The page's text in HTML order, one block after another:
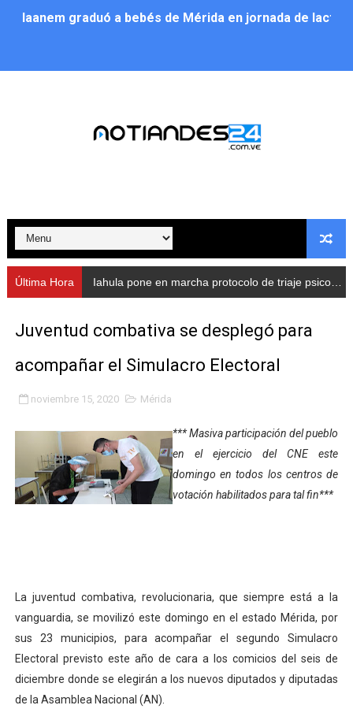
Iaanem graduó a bebés de Mérida en jornada de
Alcalde Nelson Álvarez llevó jornada recreativa a la
Nevado Gas optimiza servicio residencial en la
Balance semestral impulsa inclusión y atención a
Plan Vacacional Comunitario “Ríe 2026” recorre las
Alcaldía del Municipio Libertador realizó una jornada
Fundacite Mérida dicta taller gratuito de electrónica
INN-Mérida celebró el Lacto grado para promover el
Impulsan plan estratégico de seguridad ciudadana
Mérida impulsa desarrollo económico con taller de
Inicia el plan vacacional Venezuela Renace en el
Entregan planta eléctrica para fortalecer la atención
Expertos inspeccionan espacios del OAN para la
Última Hora Iahula pone en marcha protocolo de triaje psicosocial para atender a rescatistas
Juventud combativa se desplegó para
acompañar el Simulacro Electoral
noviembre 15, 2020 Mérida
*** Masiva participación del pueblo
en el ejercicio del CNE este
domingo en todos los centros de
votación habilitados para tal fin***
La juventud combativa, revolucionaria, que siempre está a la
vanguardia, se movilizó este domingo en el estado Mérida, por
sus 23 municipios, para acompañar el segundo Simulacro
Electoral previsto este año de cara a los comicios del seis de
diciembre donde se elegirán a los nuevos diputados y diputadas
de la Asamblea Nacional (AN).